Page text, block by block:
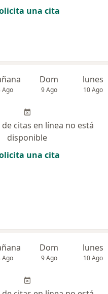
una cita
Ago
Dom
9 Ago
lunes
10 Ago
de citas en línea no está
disponible
una cita
Ago
Dom
9 Ago
lunes
10 Ago